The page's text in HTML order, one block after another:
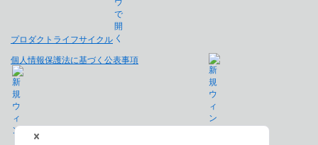
プロダクトライフサイクル
個人情報保護法に基づく公表事項